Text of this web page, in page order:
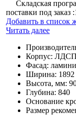
Складская
поставки под заказ
Добавить в список
Читать далее
Корпус: ЛДСП
Фасад:
Ширина: 1892
Высота, мм:
Глубина: 840
Основание
Размер